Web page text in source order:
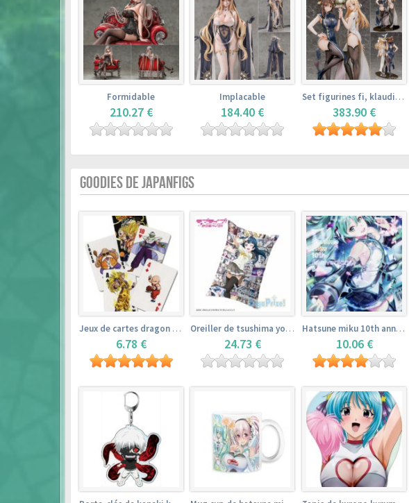
Formidable
210.27 €
Implacable
184.40 €
Set figurines fi, klaudia valentz, reisalin stout
383.90 €
GOODIES DE JAPANFIGS
Jeux de cartes dragon ball
6.78 €
Oreiller de tsushima yoshiko (35cm×53cm) – love live! sunshine!!
24.73 €
Hatsune miku 10th anniversary book
10.06 €